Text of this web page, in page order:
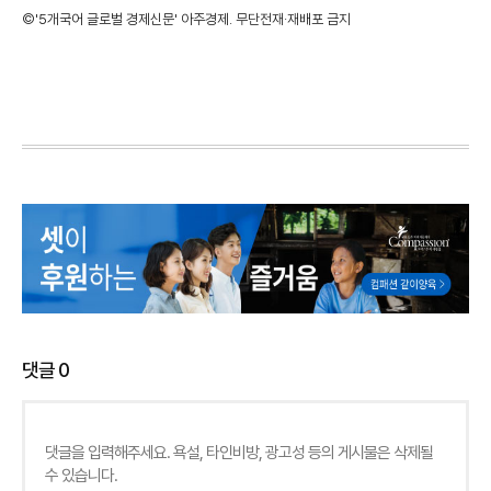
©'5개국어 글로벌 경제신문' 아주경제. 무단전재·재배포 금지
댓글0